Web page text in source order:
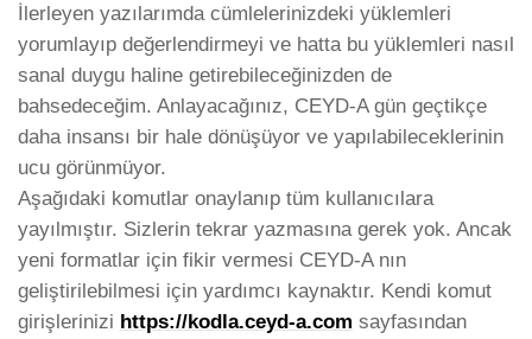
İlerleyen yazılarımda cümlelerinizdeki yüklemleri
yorumlayıp değerlendirmeyi ve hatta bu yüklemleri nasıl
sanal duygu haline getirebileceğinizden de
bahsedeceğim. Anlayacağınız, CEYD-A gün geçtikçe
daha insansı bir hale dönüşüyor ve yapılabileceklerinin
ucu görünmüyor.
Aşağıdaki komutlar onaylanıp tüm kullanıcılara
yayılmıştır. Sizlerin tekrar yazmasına gerek yok. Ancak
yeni formatlar için fikir vermesi CEYD-A nın
geliştirilebilmesi için yardımcı kaynaktır. Kendi komut
girişlerinizi https://kodla.ceyd-a.com sayfasından